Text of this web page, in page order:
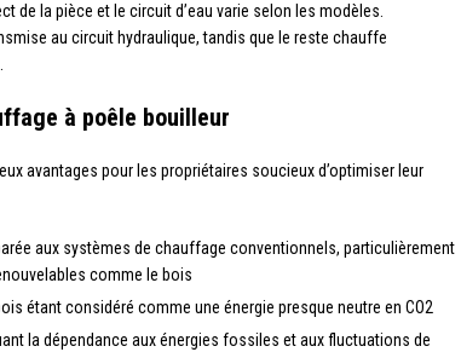
de la pièce et le circuit d’eau varie selon les modèles.
au circuit hydraulique, tandis que le reste chauffe
à poêle bouilleur
avantages pour les propriétaires soucieux d’optimiser leur
aux systèmes de chauffage conventionnels, particulièrement
comme le bois
étant considéré comme une énergie presque neutre en CO2
la dépendance aux énergies fossiles et aux fluctuations de